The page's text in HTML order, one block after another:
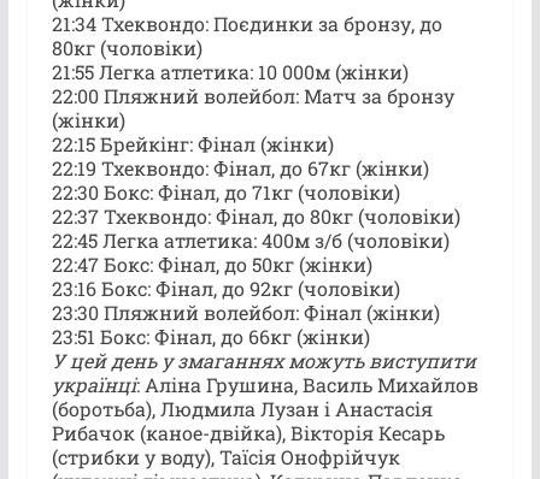
21:34 Тхеквондо: Поєдинки за бронзу, до
80кг (чоловіки)
21:55 Легка атлетика: 10 000м (жінки)
22:00 Пляжний волейбол: Матч за бронзу
(жінки)
22:15 Брейкінг: Фінал (жінки)
22:19 Тхеквондо: Фінал, до 67кг (жінки)
22:30 Бокс: Фінал, до 71кг (чоловіки)
22:37 Тхеквондо: Фінал, до 80кг (чоловіки)
22:45 Легка атлетика: 400м з/б (чоловіки)
22:47 Бокс: Фінал, до 50кг (жінки)
23:16 Бокс: Фінал, до 92кг (чоловіки)
23:30 Пляжний волейбол: Фінал (жінки)
23:51 Бокс: Фінал, до 66кг (жінки)
У цей день у змаганнях можуть виступити
українці: Аліна Грушина, Василь Михайлов
(боротьба), Людмила Лузан і Анастасія
Рибачок (каное-двійка), Вікторія Кесарь
(стрибки у воду), Таїсія Онофрійчук